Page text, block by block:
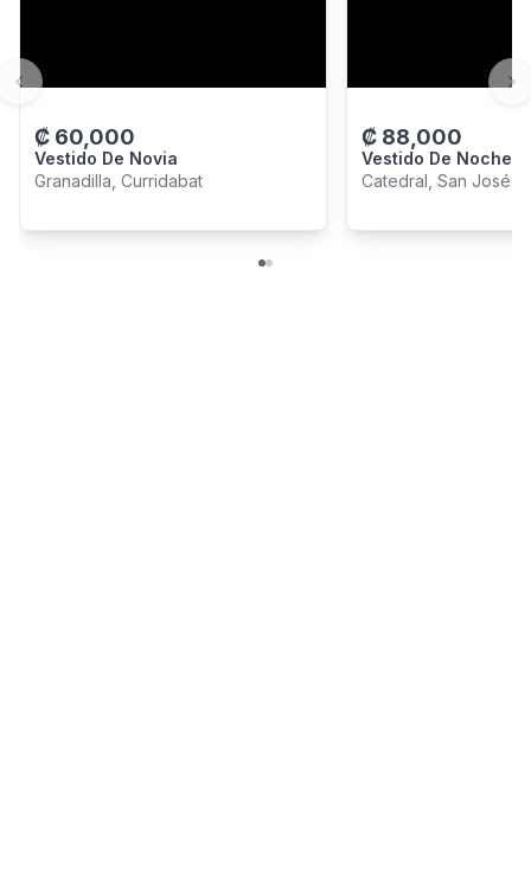
₡ 60,000
Vestido De Novia
Granadilla, Curridabat
₡ 88,000
Vestido De Noche /
Catedral, San José
Previous slide